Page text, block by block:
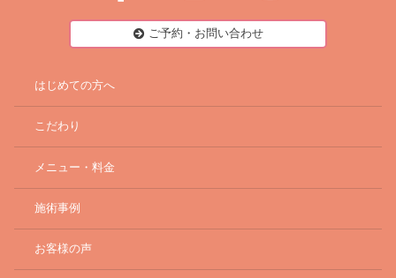
ご予約・お問い合わせ
はじめての方へ
こだわり
メニュー・料金
施術事例
お客様の声